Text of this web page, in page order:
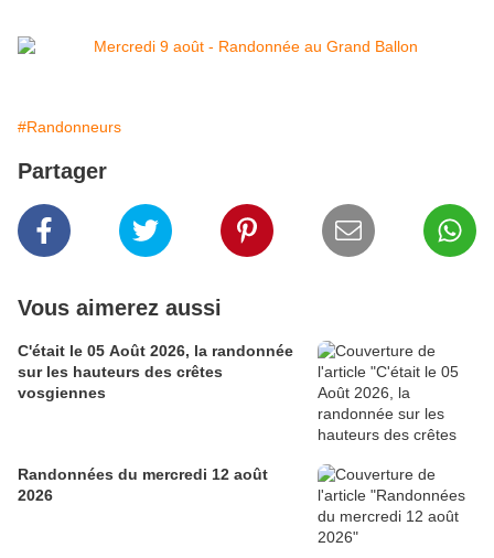
#Randonneurs
Partager
Vous aimerez aussi
C'était le 05 Août 2026, la randonnée
sur les hauteurs des crêtes
vosgiennes
Randonnées du mercredi 12 août
2026